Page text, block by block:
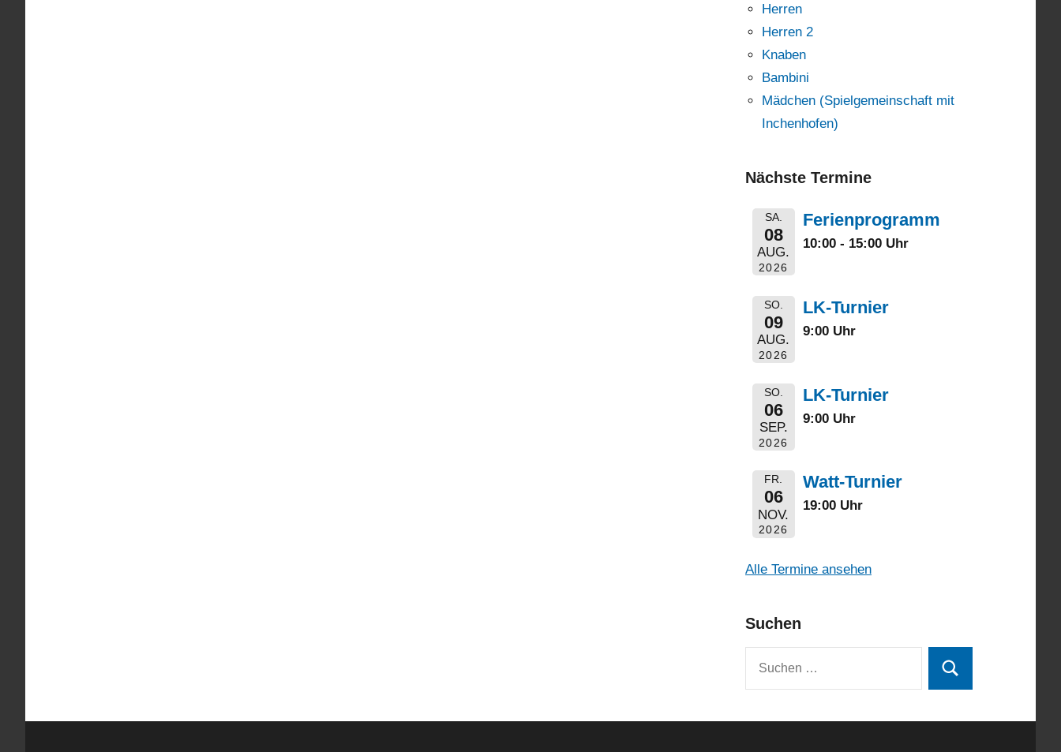
Herren
Herren 2
Knaben
Bambini
Mädchen (Spielgemeinschaft mit
Inchenhofen)
Nächste Termine
SA.
08
AUG.
2026
Ferienprogramm
10:00 - 15:00 Uhr
SO.
09
AUG.
2026
LK-Turnier
9:00 Uhr
SO.
06
SEP.
2026
LK-Turnier
9:00 Uhr
FR.
06
NOV.
2026
Watt-Turnier
19:00 Uhr
Alle Termine ansehen
Suchen
Suchen